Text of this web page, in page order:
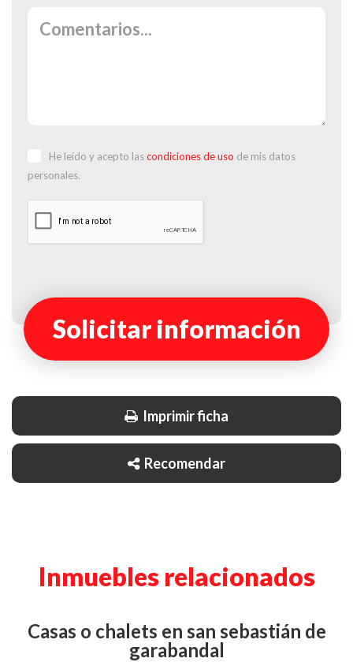
He leído y acepto lascondiciones de uso de mis datos
personales.
Solicitar información
Imprimir ficha
Recomendar
Inmuebles relacionados
casas o chalets en san sebastián de
garabandal